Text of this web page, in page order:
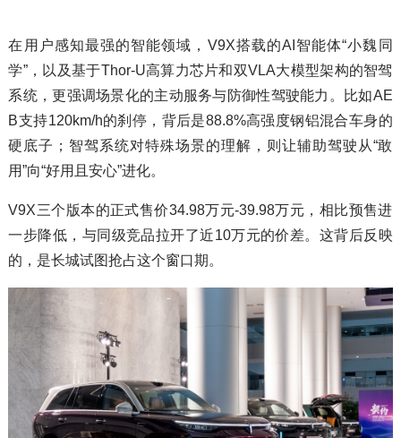
在用户感知最强的智能领域，V9X搭载的AI智能体“小魏同
学”，以及基于Thor-U高算力芯片和双VLA大模型架构的智驾
系统，更强调场景化的主动服务与防御性驾驶能力。比如AE
B支持120km/h的刹停，背后是88.8%高强度钢铝混合车身的
硬底子；智驾系统对特殊场景的理解，则让辅助驾驶从“敢
用”向“好用且安心”进化。
V9X三个版本的正式售价34.98万元-39.98万元，相比预售进
一步降低，与同级竞品拉开了近10万元的价差。这背后反映
的，是长城试图抢占这个窗口期。